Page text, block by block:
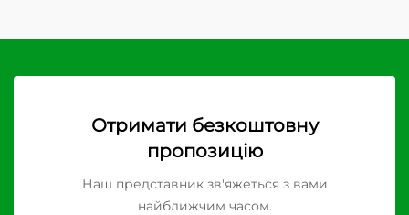
Отримати безкоштовну
пропозицію
Наш представник зв'яжеться з вами
найближчим часом.